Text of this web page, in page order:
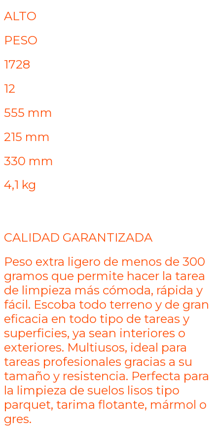
ALTO
PESO
1728
12
555 mm
215 mm
330 mm
4,1 kg
CALIDAD GARANTIZADA
Peso extra ligero de menos de 300
gramos que permite hacer la tarea
de limpieza más cómoda, rápida y
fácil. Escoba todo terreno y de gran
eficacia en todo tipo de tareas y
superficies, ya sean interiores o
exteriores. Multiusos, ideal para
tareas profesionales gracias a su
tamaño y resistencia. Perfecta para
la limpieza de suelos lisos tipo
parquet, tarima flotante, mármol o
gres.